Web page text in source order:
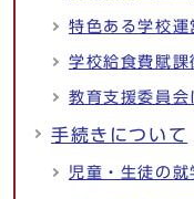
特色ある学校運
学校給食費賦課
教育支援委員会
手続きについて
児童・生徒の